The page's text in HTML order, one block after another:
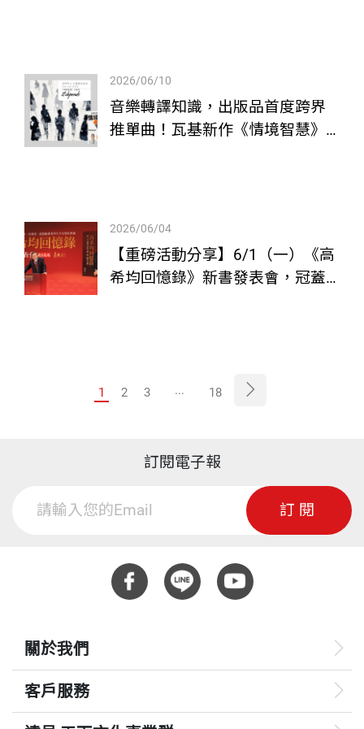
2026/06/10
音樂轉譯知識，出版品首度跨界
推單曲！瓦基新作《情境智慧》
2026/06/04
【重磅活動分享】6/1（一）《高
希均回憶錄》新書發表會，冠蓋
1 2 3 ... 18
訂閱電子報
訂閱
關於我們
客戶服務